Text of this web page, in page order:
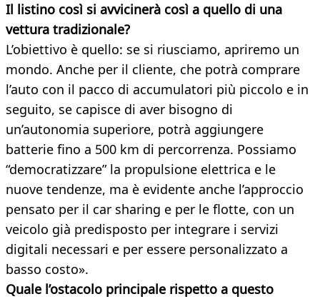
Il listino così si avvicinerà così a quello di una
vettura tradizionale?
L’obiettivo è quello: se si riusciamo, apriremo un
mondo. Anche per il cliente, che potrà comprare
l’auto con il pacco di accumulatori più piccolo e in
seguito, se capisce di aver bisogno di
un’autonomia superiore, potrà aggiungere
batterie fino a 500 km di percorrenza. Possiamo
“democratizzare” la propulsione elettrica e le
nuove tendenze, ma è evidente anche l’approccio
pensato per il car sharing e per le flotte, con un
veicolo già predisposto per integrare i servizi
digitali necessari e per essere personalizzato a
basso costo».
Quale l’ostacolo principale rispetto a questo